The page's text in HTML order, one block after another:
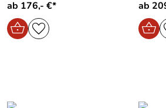
ab 176,- €* ab